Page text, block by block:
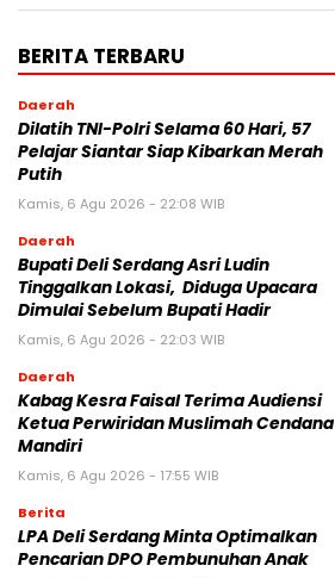
BERITA TERBARU
Daerah
Dilatih TNI-Polri Selama 60 Hari, 57
Pelajar Siantar Siap Kibarkan Merah
Putih
Kamis, 6 Agu 2026 - 22:08 WIB
Daerah
Bupati Deli Serdang Asri Ludin
Tinggalkan Lokasi, Diduga Upacara
Dimulai Sebelum Bupati Hadir
Kamis, 6 Agu 2026 - 22:03 WIB
Daerah
Kabag Kesra Faisal Terima Audiensi
Ketua Perwiridan Muslimah Cendana
Mandiri
Kamis, 6 Agu 2026 - 17:55 WIB
Berita
LPA Deli Serdang Minta Optimalkan
Pencarian DPO Pembunuhan Anak